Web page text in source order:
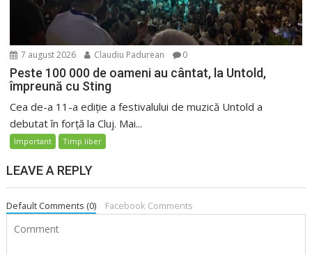
7 august 2026 Claudiu Padurean 0
Peste 100 000 de oameni au cântat, la Untold,
împreună cu Sting
Cea de-a 11-a ediție a festivalului de muzică Untold a
debutat în forță la Cluj. Mai...
Important Timp liber
LEAVE A REPLY
Default Comments (0) Facebook Comments